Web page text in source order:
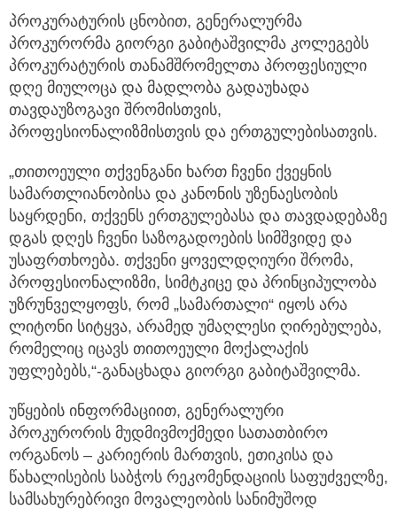
პროკურატურის ცნობით, გენერალურმა
პროკურორმა გიორგი გაბიტაშვილმა კოლეგებს
პროკურატურის თანამშრომელთა პროფესიული
დღე მიულოცა და მადლობა გადაუხადა
თავდაუზოგავი შრომისთვის,
პროფესიონალიზმისთვის და ერთგულებისათვის.
„თითოეული თქვენგანი ხართ ჩვენი ქვეყნის
სამართლიანობისა და კანონის უზენაესობის
საყრდენი, თქვენს ერთგულებასა და თავდადებაზე
დგას დღეს ჩვენი საზოგადოების სიმშვიდე და
უსაფრთხოება. თქვენი ყოველდღიური შრომა,
პროფესიონალიზმი, სიმტკიცე და პრინციპულობა
უზრუნველყოფს, რომ „სამართალი“ იყოს არა
ლიტონი სიტყვა, არამედ უმაღლესი ღირებულება,
რომელიც იცავს თითოეული მოქალაქის
უფლებებს,“-განაცხადა გიორგი გაბიტაშვილმა.
უწყების ინფორმაციით, გენერალური
პროკურორის მუდმივმოქმედი სათათბირო
ორგანოს – კარიერის მართვის, ეთიკისა და
წახალისების საბჭოს რეკომენდაციის საფუძველზე,
სამსახურებრივი მოვალეობის სანიმუშოდ